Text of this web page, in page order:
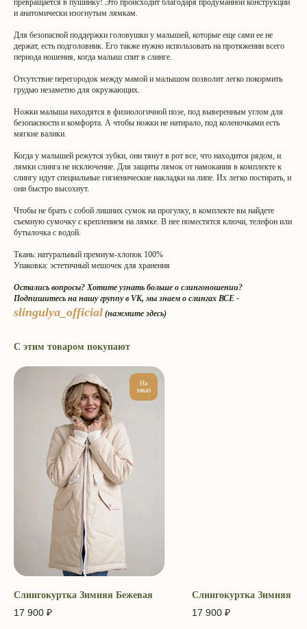
превращается в пушинку! Это происходит благодаря продуманной конструкции
и анатомически изогнутым лямкам.
Для безопасной поддержки головушки у малышей, которые еще сами ее не
держат, есть подголовник. Его также нужно использовать на протяжении всего
периода ношения, когда малыш спит в слинге.
Отсутствие перегородок между мамой и малышом позволит легко покормить
грудью незаметно для окружающих.
Ножки малыша находятся в физиологичной позе, под выверенным углом для
безопасности и комфорта. А чтобы ножки не натирало, под коленочками есть
мягкие валики.
Когда у малышей режутся зубки, они тянут в рот все, что находится рядом, и
лямки слинга не исключение. Для защиты лямок от намокания в комплекте к
слингу идут специальные гигиенические накладки на липе. Их легко постирать, и
они быстро высохнут.
Чтобы не брать с собой лишних сумок на прогулку, в комплекте вы найдете
съемную сумочку с креплением на лямке. В нее поместятся ключи, телефон или
бутылочка с водой.
Ткань: натуральный премиум-хлопок 100%
Упаковка: эстетичный мешочек для хранения
Остались вопросы? Хотите узнать больше о слингоношении?
Подпишитесь на нашу группу в VK, мы знаем о слингах ВСЕ -
slingulya_official (нажмите здесь)
С этим товаром покупают
На
заказ
Слингокуртка Зимняя Бежевая
17 900 ₽
Слингокуртка Зимняя
17 900 ₽
Уважаемые покупатели, возврат
товаров осуществляется в местах
непосредственной покупки слинга.
Компания Meta и Instagram* признана
экстремистской и её деятельность
2009−2026 © ТМ СлингУля
Адрес производства: г. Череповец
ул. Архангельская 3А. ИП Головкина
Ульяна Александровна ОГРН ИП
309 352 833 100 101.
«Слинги ТМ СлингУля»
Интернет-магазин эргорюкзаков
и май-слингов с рождения.
Превращаем вес малышей
в пушинку с 2009 года.